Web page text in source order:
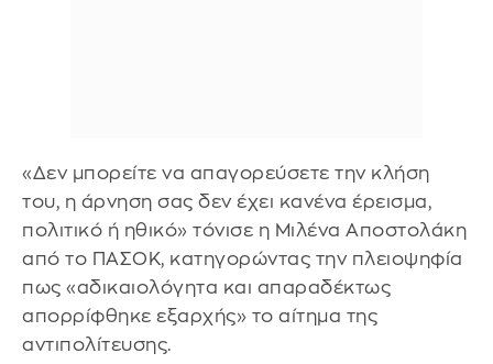
«Δεν μπορείτε να απαγορεύσετε την κλήση
του, η άρνηση σας δεν έχει κανένα έρεισμα,
πολιτικό ή ηθικό» τόνισε η Μιλένα Αποστολάκη
από το ΠΑΣΟΚ, κατηγορώντας την πλειοψηφία
πως «αδικαιολόγητα και απαραδέκτως
απορρίφθηκε εξαρχής» το αίτημα της
αντιπολίτευσης.